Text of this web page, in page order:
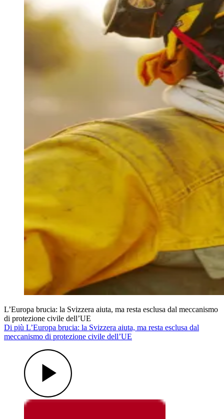
L’Europa brucia: la Svizzera aiuta, ma resta esclusa dal meccanismo
di protezione civile dell’UE
Di più L’Europa brucia: la Svizzera aiuta, ma resta esclusa dal
meccanismo di protezione civile dell’UE